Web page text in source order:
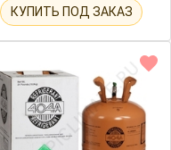
КУПИТЬ ПОД ЗАКАЗ